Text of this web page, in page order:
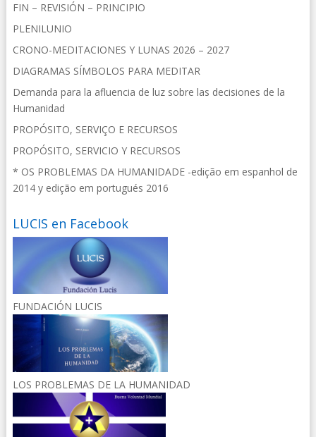
FIN – REVISIÓN – PRINCIPIO
PLENILUNIO
CRONO-MEDITACIONES Y LUNAS 2026 – 2027
DIAGRAMAS SÍMBOLOS PARA MEDITAR
Demanda para la afluencia de luz sobre las decisiones de la
Humanidad
PROPÓSITO, SERVIÇO E RECURSOS
PROPÓSITO, SERVICIO Y RECURSOS
* OS PROBLEMAS DA HUMANIDADE -edição em espanhol de
2014 y edição em portugués 2016
LUCIS en Facebook
FUNDACIÓN LUCIS
LOS PROBLEMAS DE LA HUMANIDAD